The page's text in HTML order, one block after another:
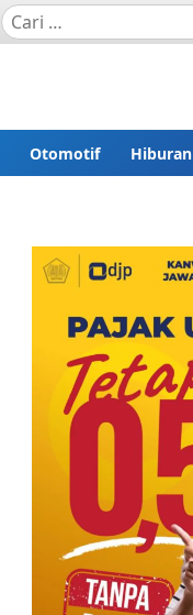
Otomotif Hiburan